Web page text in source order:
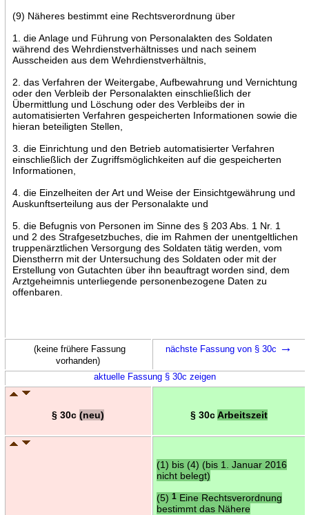
(9) Näheres bestimmt eine Rechtsverordnung über
1. die Anlage und Führung von Personalakten des Soldaten
während des Wehrdienstverhältnisses und nach seinem
Ausscheiden aus dem Wehrdienstverhältnis,
2. das Verfahren der Weitergabe, Aufbewahrung und Vernichtung
oder den Verbleib der Personalakten einschließlich der
Übermittlung und Löschung oder des Verbleibs der in
automatisierten Verfahren gespeicherten Informationen sowie die
hieran beteiligten Stellen,
3. die Einrichtung und den Betrieb automatisierter Verfahren
einschließlich der Zugriffsmöglichkeiten auf die gespeicherten
Informationen,
4. die Einzelheiten der Art und Weise der Einsichtgewährung und
Auskunftserteilung aus der Personalakte und
5. die Befugnis von Personen im Sinne des § 203 Abs. 1 Nr. 1
und 2 des Strafgesetzbuches, die im Rahmen der unentgeltlichen
truppenärztlichen Versorgung des Soldaten tätig werden, vom
Dienstherrn mit der Untersuchung des Soldaten oder mit der
Erstellung von Gutachten über ihn beauftragt worden sind, dem
Arztgeheimnis unterliegende personenbezogene Daten zu
offenbaren.
(keine frühere Fassung
vorhanden)
nächste Fassung von § 30c →
aktuelle Fassung § 30c zeigen
§ 30c (neu) § 30cArbeitszeit
(1) bis (4) (bis 1. Januar 2016
nicht belegt)
(5) 1Eine Rechtsverordnung
bestimmt das Nähere